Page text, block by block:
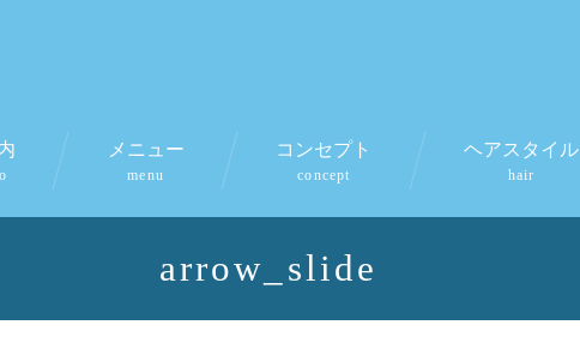
メニュー
menu
コンセプト
concept
ヘアスタイル
hair
arrow_slide